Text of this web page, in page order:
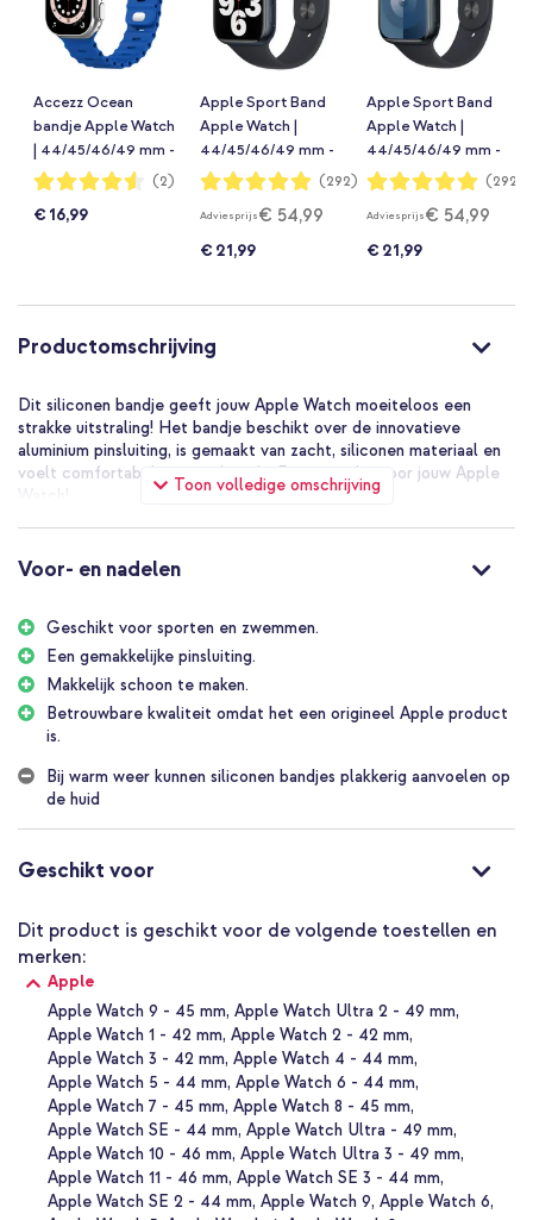
Accezz Ocean
bandje Apple Watch
| 44/45/46/49 mm -
Royal Blue
Waardering:
90%
(2)
€ 16,99
Apple Sport Band
Apple Watch |
44/45/46/49 mm -
Midnight
Waardering:
99%
(292)
Adviesprijs€ 54,99
€ 21,99
Apple Sport Band
Apple Watch |
44/45/46/49 mm -
Maat S/M - Midnight
Waardering:
99%
(292)
Adviesprijs€ 54,99
€ 21,99
Productomschrijving
Toon volledige omschrijving
Dit siliconen bandje geeft jouw Apple Watch moeiteloos een
strakke uitstraling! Het bandje beschikt over de innovatieve
aluminium pinsluiting, is gemaakt van zacht, siliconen materiaal en
voelt comfortabel aan op de pols. Een aanrader voor jouw Apple
Of je nu een fanatieke sporter bent of gewoon veel beweegt in je
zee. Het siliconen bandje is ontworpen om jouw actieve levensstijl
bij te houden, zonder in te leveren op stijl of comfort.
Zacht en soepel siliconen
Dit siliconenbandje is gemaakt van fluorelastomeer, een materiaal
dat zowel zacht als sterk is. De speciale UV-behandeling zorgt
ervoor dat het bandje glad aanvoelt. Het is dus comfortabel op de
huid en is ook geschikt om te dragen tijdens het slapen. Dus geen
Eenvoudige pinsluiting
Met de eenvoudige pinsluiting bevestig je het Apple siliconen
pols. Het is een kwestie van de pin in het passende gaatje drukken
(net als bij een drukknoopsluiting), om vervolgens de rest van het
bandje in de opening weg te schuiven: geen gedoe!
Waarom de siliconen Apple Watch Sport Band?
Gemaakt van flexibel siliconen
Beschikt over een aluminium pinsluiting
Licht van gewicht en voelt zijdezacht aan
Zorgt voor een strakke, sportieve uitstraling
Zweet- en zwemproof
Betreft een origineel Apple product
Voor- en nadelen
Geschikt voor sporten en zwemmen.
Een gemakkelijke pinsluiting.
Makkelijk schoon te maken.
Betrouwbare kwaliteit omdat het een origineel Apple product
is.
Bij warm weer kunnen siliconen bandjes plakkerig aanvoelen op
de huid
Geschikt voor
Dit product is geschikt voor de volgende toestellen en
merken:
Apple
Apple Watch 9 - 45 mm Apple Watch Ultra 2 - 49 mm
Apple Watch 1 - 42 mm Apple Watch 2 - 42 mm
Apple Watch 3 - 42 mm Apple Watch 4 - 44 mm
Apple Watch 5 - 44 mm Apple Watch 6 - 44 mm
Apple Watch 7 - 45 mm Apple Watch 8 - 45 mm
Apple Watch SE - 44 mm Apple Watch Ultra - 49 mm
Apple Watch 10 - 46 mm Apple Watch Ultra 3 - 49 mm
Apple Watch 11 - 46 mm Apple Watch SE 3 - 44 mm
Apple Watch SE 2 - 44 mm Apple Watch 9 Apple Watch 6